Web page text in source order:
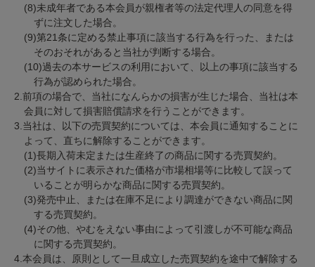
(8)未成年者である本会員が親権者等の法定代理人の同意を得
ずに注文した場合。
(9)第21条に定める禁止事項に該当する行為を行った、または
そのおそれがあると当社が判断する場合。
(10)過去の本サービスの利用において、以上の事項に該当する
行為が認められた場合。
2.前項の場合で、当社になんらかの損害が生じた場合、当社は本
会員に対して損害賠償請求を行うことができます。
3.当社は、以下の売買契約については、本会員に通知することに
よって、直ちに解除することができます。
(1)長期入荷未定または生産終了の商品に関する売買契約。
(2)当サイトに表示された価格が市場相場等に比較して誤って
いることが明らかな商品に関する売買契約。
(3)発売中止、または在庫不足により調達ができない商品に関
する売買契約。
(4)その他、やむをえない事由によって引渡しが不可能な商品
に関する売買契約。
4.本会員は、原則として一旦成立した売買契約を途中で解除する